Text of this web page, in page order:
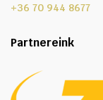
+36 70 944 8677
Partnereink